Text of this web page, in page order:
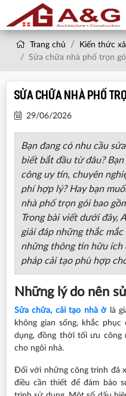
Trang chủ
Kiến thức
Sửa chữa nhà phố trọn
Sửa chữa nhà phố
29/06/2026
Bạn đang có nhu cầu
biết bắt đầu từ đâu?
công uy tín, chuyên
phí hợp lý? Hay bạn
nhà phố trọn gói bao
Trong bài viết dưới đây,
giải đáp những thắc
những thông tin hữu ích
pháp cải tạo phù hợp
Những lý do nên
Sửa chữa, cải tạo nhà ởlà
không gian sống, khắc
dụng, đồng thời tối ưu công
cho ngôi nhà.
Đối với những công trình đã
điều cần thiết để đảm bảo